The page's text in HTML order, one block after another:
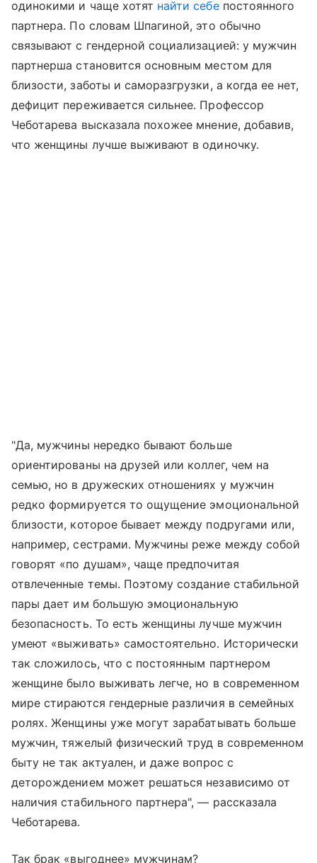
одинокими и чаще хотят найти себепостоянного
партнера. По словам Шпагиной, это обычно
связывают с гендерной социализацией: у мужчин
партнерша становится основным местом для
близости, заботы и саморазгрузки, а когда ее нет,
дефицит переживается сильнее. Профессор
Чеботарева высказала похожее мнение, добавив,
что женщины лучше выживают в одиночку.
"Да, мужчины нередко бывают больше
ориентированы на друзей или коллег, чем на
семью, но в дружеских отношениях у мужчин
редко формируется то ощущение эмоциональной
близости, которое бывает между подругами или,
например, сестрами. Мужчины реже между собой
говорят «по душам», чаще предпочитая
отвлеченные темы. Поэтому создание стабильной
пары дает им большую эмоциональную
безопасность. То есть женщины лучше мужчин
умеют «выживать» самостоятельно. Исторически
так сложилось, что с постоянным партнером
женщине было выживать легче, но в современном
мире стираются гендерные различия в семейных
ролях. Женщины уже могут зарабатывать больше
мужчин, тяжелый физический труд в современном
быту не так актуален, и даже вопрос с
деторождением может решаться независимо от
наличия стабильного партнера", — рассказала
Чеботарева.
Так брак «выгоднее» мужчинам?